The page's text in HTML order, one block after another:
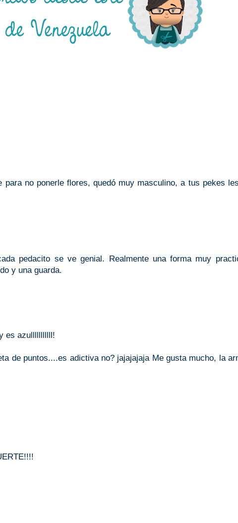
para no ponerle flores, quedó muy masculino, a tus pekes
pedacito se ve genial. Realmente una forma muy
y una guarda.
es azulllllllllll!
de puntos....es adictiva no? jajajajaja Me gusta mucho, la